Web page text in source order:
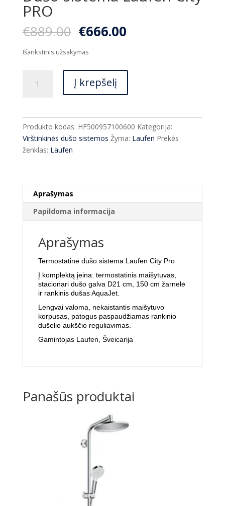
PRO
€889.00 Original
price
was:
€889.00.
€666.00Current
€666.00.
Išankstinis užsakymas
kiekis:
PRO
Į krepšelį
Produkto kodas: HF500957100600 Kategorija:
Virštinkinės dušo sistemos Žyma: Laufen Prekės
ženklas: Laufen
Aprašymas
Papildoma informacija
Aprašymas
Termostatinė dušo sistema Laufen City Pro
Į komplektą įeina: termostatinis maišytuvas,
stacionari dušo galva D21 cm, 150 cm žarnelė
ir rankinis dušas AquaJet.
Lengvai valoma, nekaistantis maišytuvo
korpusas, patogus paspaudžiamas rankinio
dušelio aukščio reguliavimas.
Gamintojas Laufen, Šveicarija
Panašūs produktai